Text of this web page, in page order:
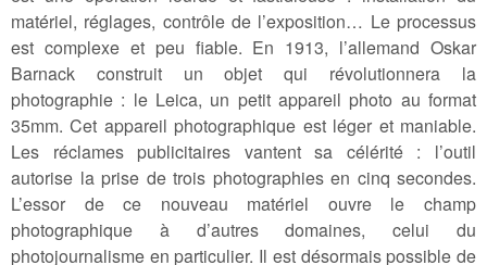
matériel, réglages, contrôle de l’exposition… Le processus
est complexe et peu fiable. En 1913, l’allemand Oskar
Barnack construit un objet qui révolutionnera la
photographie : le Leica, un petit appareil photo au format
35mm. Cet appareil photographique est léger et maniable.
Les réclames publicitaires vantent sa célérité : l’outil
autorise la prise de trois photographies en cinq secondes.
L’essor de ce nouveau matériel ouvre le champ
photographique à d’autres domaines, celui du
photojournalisme en particulier. Il est désormais possible de